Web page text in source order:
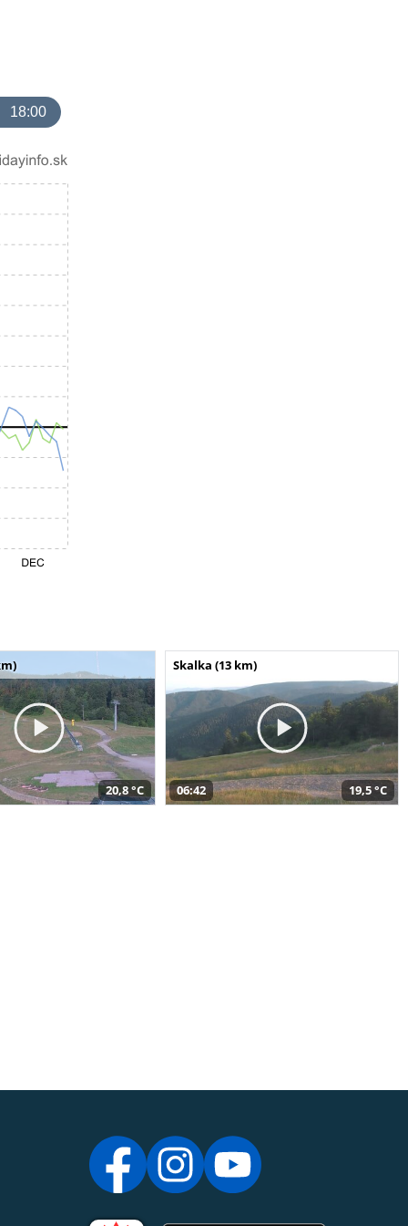
18:00
20,8 °C
Skalka (13 km)
06:42 19,5 °C